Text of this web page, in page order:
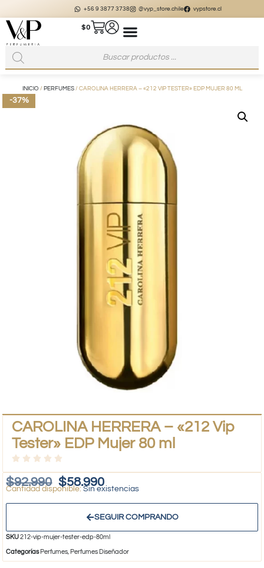
+56 9 3877 3738 @vyp_store.chile vypstore.cl
$0
INICIO / PERFUMES/ CAROLINA HERRERA – «212 VIP TESTER» EDP MUJER 80 ML
-37%
CAROLINA HERRERA – «212 Vip
Tester» EDP Mujer 80 ml
$92.990 $58.990
Sin existencias
SEGUIR COMPRANDO
SKU212-vip-mujer-tester-edp-80ml
Categorías Perfumes, Perfumes Diseñador